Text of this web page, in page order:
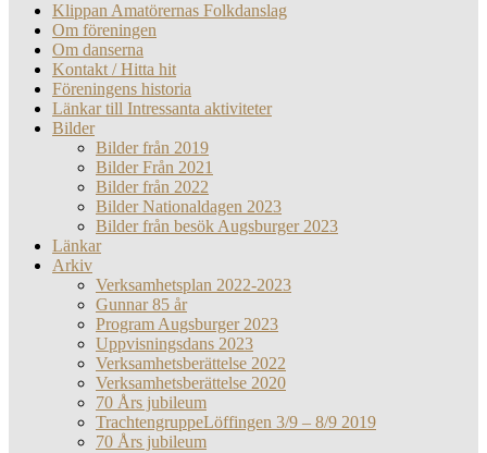
Klippan Amatörernas Folkdanslag
Om föreningen
Om danserna
Kontakt / Hitta hit
Föreningens historia
Länkar till Intressanta aktiviteter
Bilder
Bilder från 2019
Bilder Från 2021
Bilder från 2022
Bilder Nationaldagen 2023
Bilder från besök Augsburger 2023
Länkar
Arkiv
Verksamhetsplan 2022-2023
Gunnar 85 år
Program Augsburger 2023
Uppvisningsdans 2023
Verksamhetsberättelse 2022
Verksamhetsberättelse 2020
70 Års jubileum
TrachtengruppeLöffingen 3/9 – 8/9 2019
70 Års jubileum